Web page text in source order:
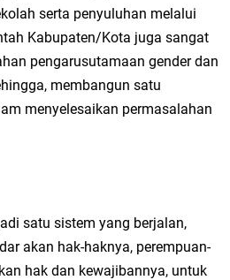
serta penyuluhan melalui
Kabupaten/Kota juga sangat
pengarusutamaan gender dan
membangun satu
menyelesaikan permasalahan
satu sistem yang berjalan,
akan hak-haknya, perempuan-
hak dan kewajibannya, untuk